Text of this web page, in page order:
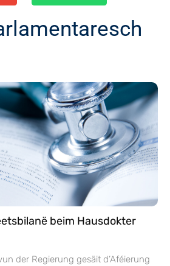
beim Hausdokter
der Regierung gesäit d’Aféierung